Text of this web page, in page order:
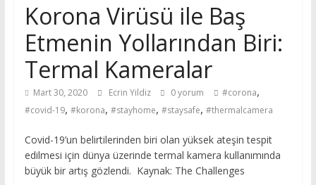
Korona Virüsü ile Baş
Etmenin Yollarından Biri:
Termal Kameralar
Mart 30, 2020 Ecrin Yildiz 0 yorum #corona,
#covid-19, #korona, #stayhome, #staysafe, #thermalcamera
Covid-19’un belirtilerinden biri olan yüksek ateşin tespit
edilmesi için dünya üzerinde termal kamera kullanımında
büyük bir artış gözlendi. Kaynak: The Challenges